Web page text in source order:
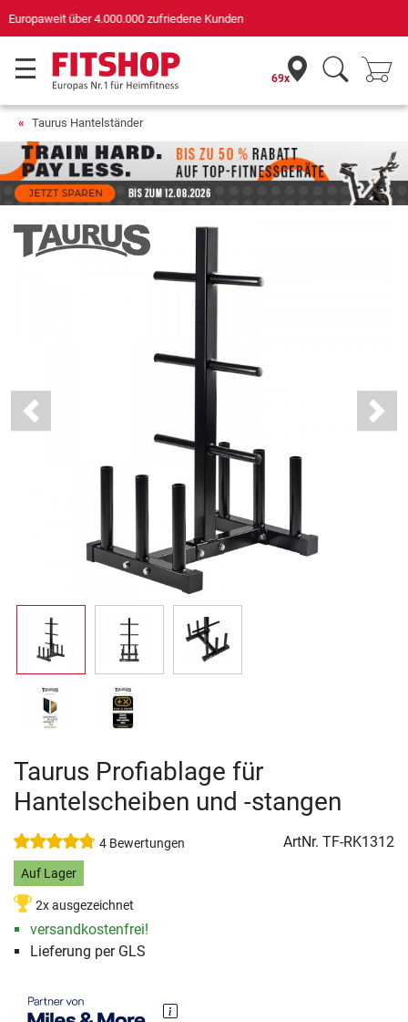
für Sportgeräte (n-tv+DISQ 2016-2024)
69x
Taurus Hantelständer
Previous Next
Taurus Profiablage für
Hantelscheiben und -stangen
4 Bewertungen ArtNr. TF-RK1312
Auf Lager
2x ausgezeichnet
versandkostenfrei!
Lieferung per GLS